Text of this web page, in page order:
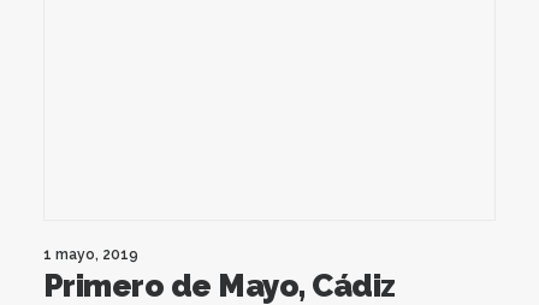
1 mayo, 2019
Primero de Mayo, Cádiz